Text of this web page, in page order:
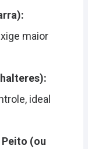
maior
ideal
(ou